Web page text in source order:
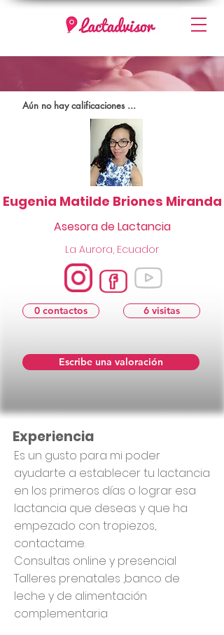
Aún no hay calificaciones ...
Escribe una valoración
0 contactos
La Aurora, Ecuador
Eugenia Matilde Briones Miranda
Asesora de Lactancia
6 visitas
Es un gusto para mi poder
ayudarte a establecer tu lactancia
en los primeros días o lograr esa
lactancia que deseas y que ha
empezado con tropiezos,
contactame.
Consultas online y presencial
Talleres prenatales ,banco de
leche y de alimentación
complementaria
Experiencia